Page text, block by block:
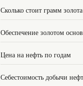
Сколько стоит грамм золота
Обеспечение золотом
Цена на нефть по годам
Себестоимость добычи